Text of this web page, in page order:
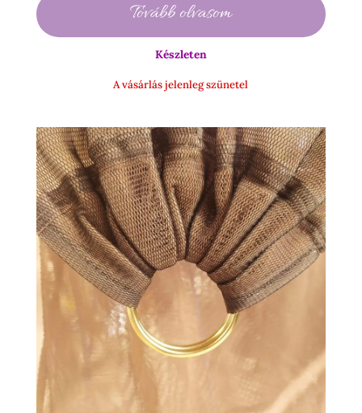
990 Ft
-
Tovább olvasom
Készleten
A vásárlás jelenleg szünetel